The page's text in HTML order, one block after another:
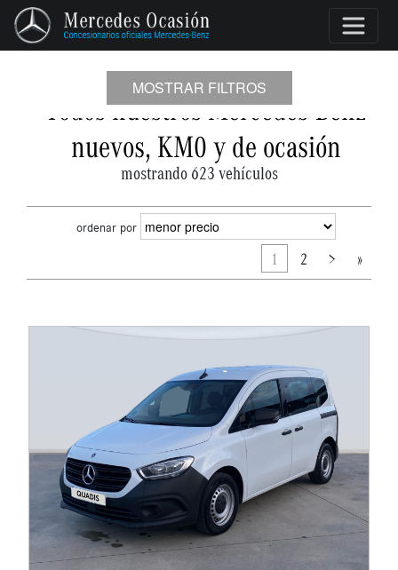
MOSTRAR FILTROS
Todos nuestros Mercedes-Benz
nuevos, KM0 y de ocasión
mostrando 623 vehículos
ordenar por
1 2 > »